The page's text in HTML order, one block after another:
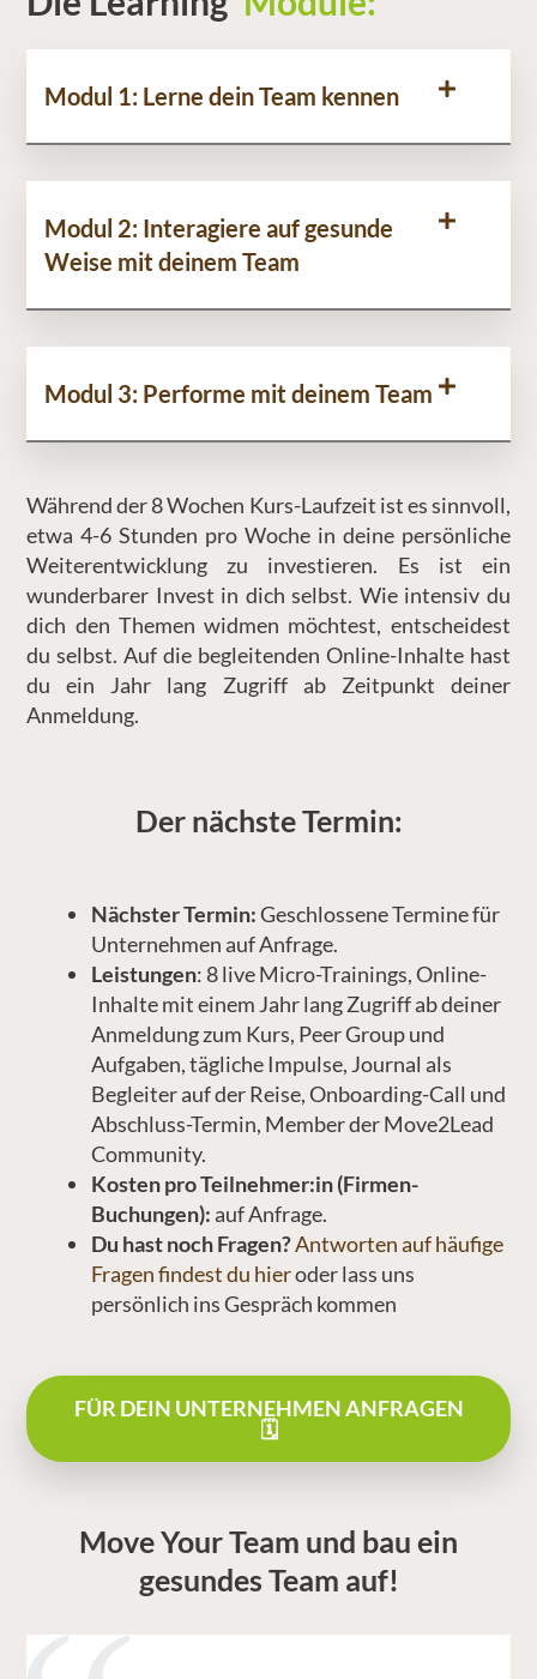
Modul 1: Lerne dein Team kennen
Modul 2: Interagiere auf gesunde
Weise mit deinem Team
Modul 3: Performe mit deinem Team
Während der 8 Wochen Kurs-Laufzeit ist es sinnvoll,
etwa 4-6 Stunden pro Woche in deine persönliche
Weiterentwicklung zu investieren. Es ist ein
wunderbarer Invest in dich selbst. Wie intensiv du
dich den Themen widmen möchtest, entscheidest
du selbst. Auf die begleitenden Online-Inhalte hast
du ein Jahr lang Zugriff ab Zeitpunkt deiner
Anmeldung.
Der nächste Termin:
Nächster Termin:Geschlossene Termine für
Unternehmen auf Anfrage.
Leistungen: 8 live Micro-Trainings, Online-
Inhalte mit einem Jahr lang Zugriff ab deiner
Anmeldung zum Kurs, Peer Group und
Aufgaben, tägliche Impulse, Journal als
Begleiter auf der Reise, Onboarding-Call und
Abschluss-Termin, Member der Move2Lead
Community.
Kosten pro Teilnehmer:in (Firmen-
Buchungen): auf Anfrage.
Du hast noch Fragen?Antworten auf häufige
Fragen findest du hieroder lass uns
persönlich ins Gespräch kommen
FÜR DEIN UNTERNEHMEN ANFRAGEN
🗓
Move Your Team und bau ein
gesundes Team auf!